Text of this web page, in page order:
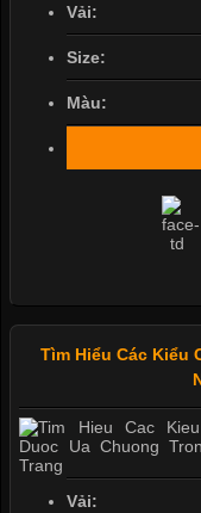
Vải:
Size:
Màu:
Tìm Hiểu Các Kiểu
Vải: